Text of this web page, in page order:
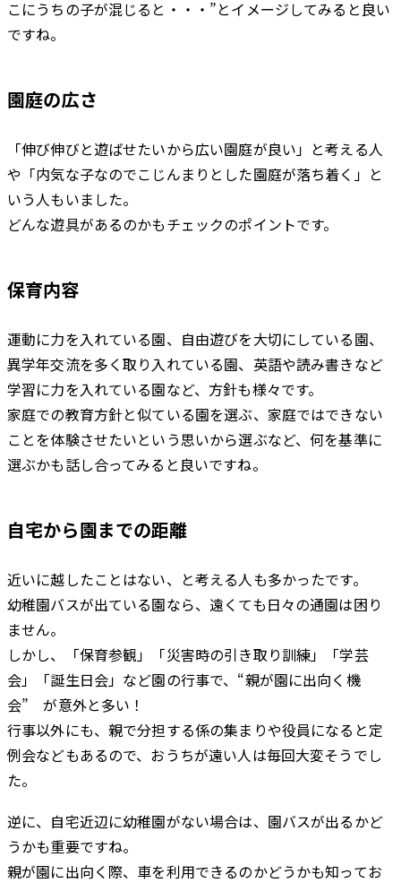
こにうちの子が混じると・・・”とイメージしてみると良い
ですね。
園庭の広さ
「伸び伸びと遊ばせたいから広い園庭が良い」と考える人
や「内気な子なのでこじんまりとした園庭が落ち着く」と
いう人もいました。
どんな遊具があるのかもチェックのポイントです。
保育内容
運動に力を入れている園、自由遊びを大切にしている園、
異学年交流を多く取り入れている園、英語や読み書きなど
学習に力を入れている園など、方針も様々です。
家庭での教育方針と似ている園を選ぶ、家庭ではできない
ことを体験させたいという思いから選ぶなど、何を基準に
選ぶかも話し合ってみると良いですね。
自宅から園までの距離
近いに越したことはない、と考える人も多かったです。
幼稚園バスが出ている園なら、遠くても日々の通園は困り
ません。
しかし、「保育参観」「災害時の引き取り訓練」「学芸
会」「誕生日会」など園の行事で、“親が園に出向く機
会” が意外と多い！
行事以外にも、親で分担する係の集まりや役員になると定
例会などもあるので、おうちが遠い人は毎回大変そうでし
た。
逆に、自宅近辺に幼稚園がない場合は、園バスが出るかど
うかも重要ですね。
親が園に出向く際、車を利用できるのかどうかも知ってお